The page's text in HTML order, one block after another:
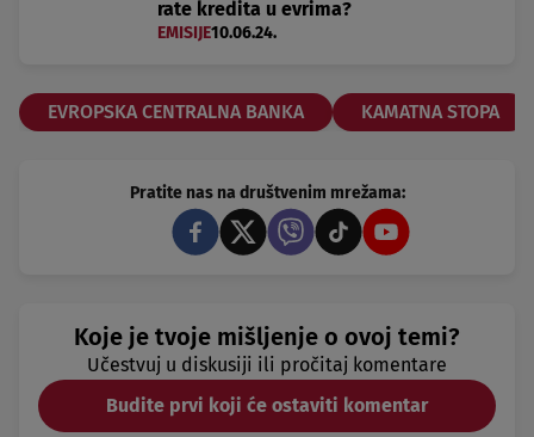
rate kredita u evrima?
EMISIJE10.06.24.
EVROPSKA CENTRALNA BANKA KAMATNA STOPA
Pratite nas na društvenim mrežama:
Koje je tvoje mišljenje o ovoj temi?
Učestvuj u diskusiji ili pročitaj komentare
Budite prvi koji će ostaviti komentar